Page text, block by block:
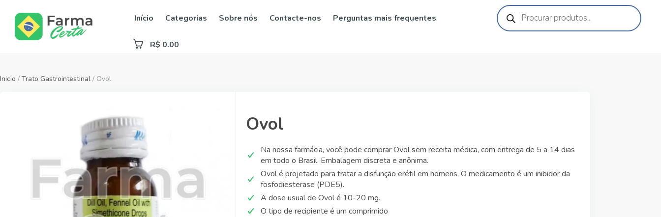
Início Categorias Sobre nós Contacte-nos Perguntas mais frequentes
R$ 0.00
Inicio / Trato Gastrointestinal / Ovol
Ovol
Na nossa farmácia, você pode comprar Ovol sem receita médica, com entrega de 5 a 14 dias
em todo o Brasil. Embalagem discreta e anônima.
Ovol é projetado para tratar a disfunção erétil em homens. O medicamento é um inibidor da
fosfodiesterase (PDE5).
A dose usual de Ovol é 10-20 mg.
O tipo de recipiente é um comprimido